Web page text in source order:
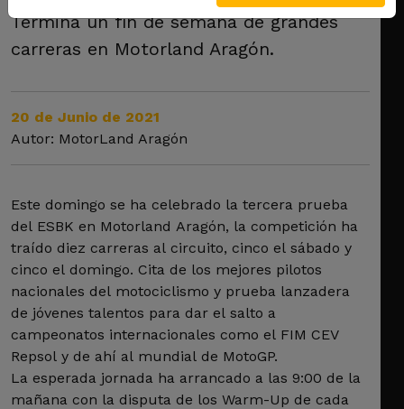
Termina un fin de semana de grandes
carreras en Motorland Aragón.
20 de Junio de 2021
Autor: MotorLand Aragón
Este domingo se ha celebrado la tercera prueba
del ESBK en Motorland Aragón, la competición ha
traído diez carreras al circuito, cinco el sábado y
cinco el domingo. Cita de los mejores pilotos
nacionales del motociclismo y prueba lanzadera
de jóvenes talentos para dar el salto a
campeonatos internacionales como el FIM CEV
Repsol y de ahí al mundial de MotoGP.
La esperada jornada ha arrancado a las 9:00 de la
mañana con la disputa de los Warm-Up de cada